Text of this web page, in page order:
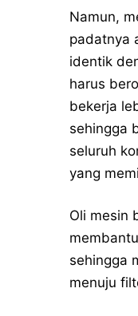
Namun,
padatnya
identik
harus
bekerja
sehingga
seluruh
yang
Oli mesin
sehingga
menuju